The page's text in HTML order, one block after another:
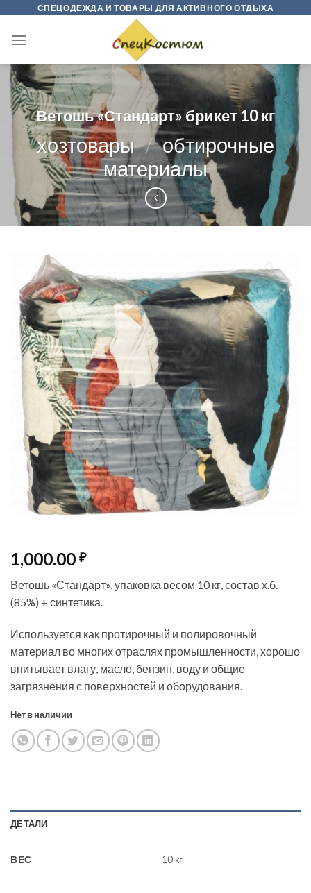
content
СПЕЦОДЕЖДА И ТОВАРЫ ДЛЯ АКТИВНОГО ОТДЫХА
Ветошь «Стандарт» брикет 10 кг
хозтовары / обтирочные
материалы
1,000.00 ₽
Ветошь «Стандарт», упаковка весом 10 кг, состав х.б.
(85%) + синтетика.
Используется как протирочный и полировочный
материал во многих отраслях промышленности, хорошо
впитывает влагу, масло, бензин, воду и общие
загрязнения с поверхностей и оборудования.
Нет в наличии
ДЕТАЛИ
ВЕС 10 кг